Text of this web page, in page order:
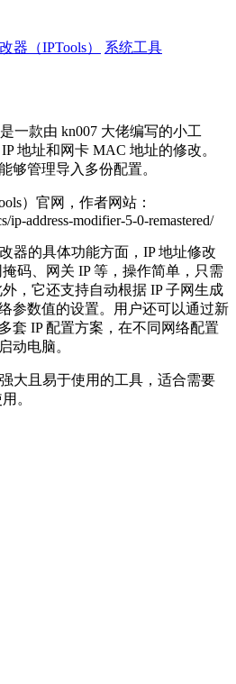
器（IPTools） 系统工具
一款由 kn007 大佬编写的小工
地址和网卡 MAC 地址的修改。
够管理导入多份配置。
）官网，作者网站：
ip-address-modifier-5-0-remastered/
器的具体功能方面，IP 地址修改
码、网关 IP 等，操作简单，只需
，它还支持自动根据 IP 子网生成
参数值的设置。用户还可以通过新
套 IP 配置方案，在不同网络配置
动电脑。
大且易于使用的工具，适合需要
。